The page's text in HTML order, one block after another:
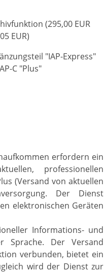
(295,00 EUR
EUR)
"IAP-Express"
C "Plus"
erfordern ein
professionellen
(Versand von aktuellen
Der Dienst
elektronischen Geräten
Informations- und
Sprache. Der Versand
verbunden, bietet ein
wird der Dienst zur